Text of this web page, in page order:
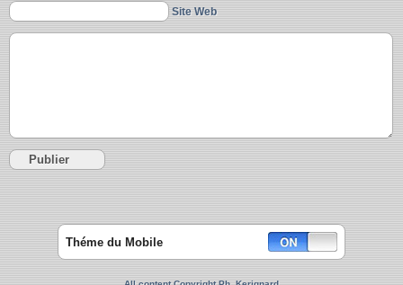
Site Web
Théme du Mobile